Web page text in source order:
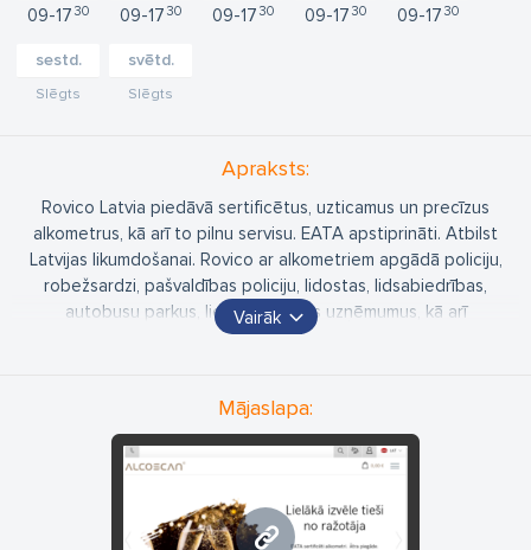
09 17 30 09 17 30 09 17 30 09 17 30 09 17 30
sestd.
Slēgts
svētd.
Slēgts
Apraksts:
Rovico Latvia piedāvā sertificētus, uzticamus un precīzus
alkometrus, kā arī to pilnu servisu. EATA apstiprināti. Atbilst
Latvijas likumdošanai. Rovico ar alkometriem apgādā policiju,
robežsardzi, pašvaldības policiju, lidostas, lidsabiedrības,
autobusu parkus, lielus un mazus uzņēmumus, kā arī
privātpersonas. Rovico Latvia ir saņēmis ISO 9001:2015
oriģinālo Alcoscan alkometru!
Vairāk
Mājaslapa:
www.alcoscan.lv